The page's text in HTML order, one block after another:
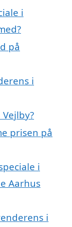
i
på
i
prisen på
i
Aarhus
i